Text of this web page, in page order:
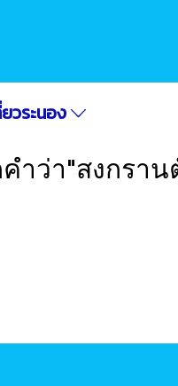
ยวระนอง
ำว่า"สงกราน